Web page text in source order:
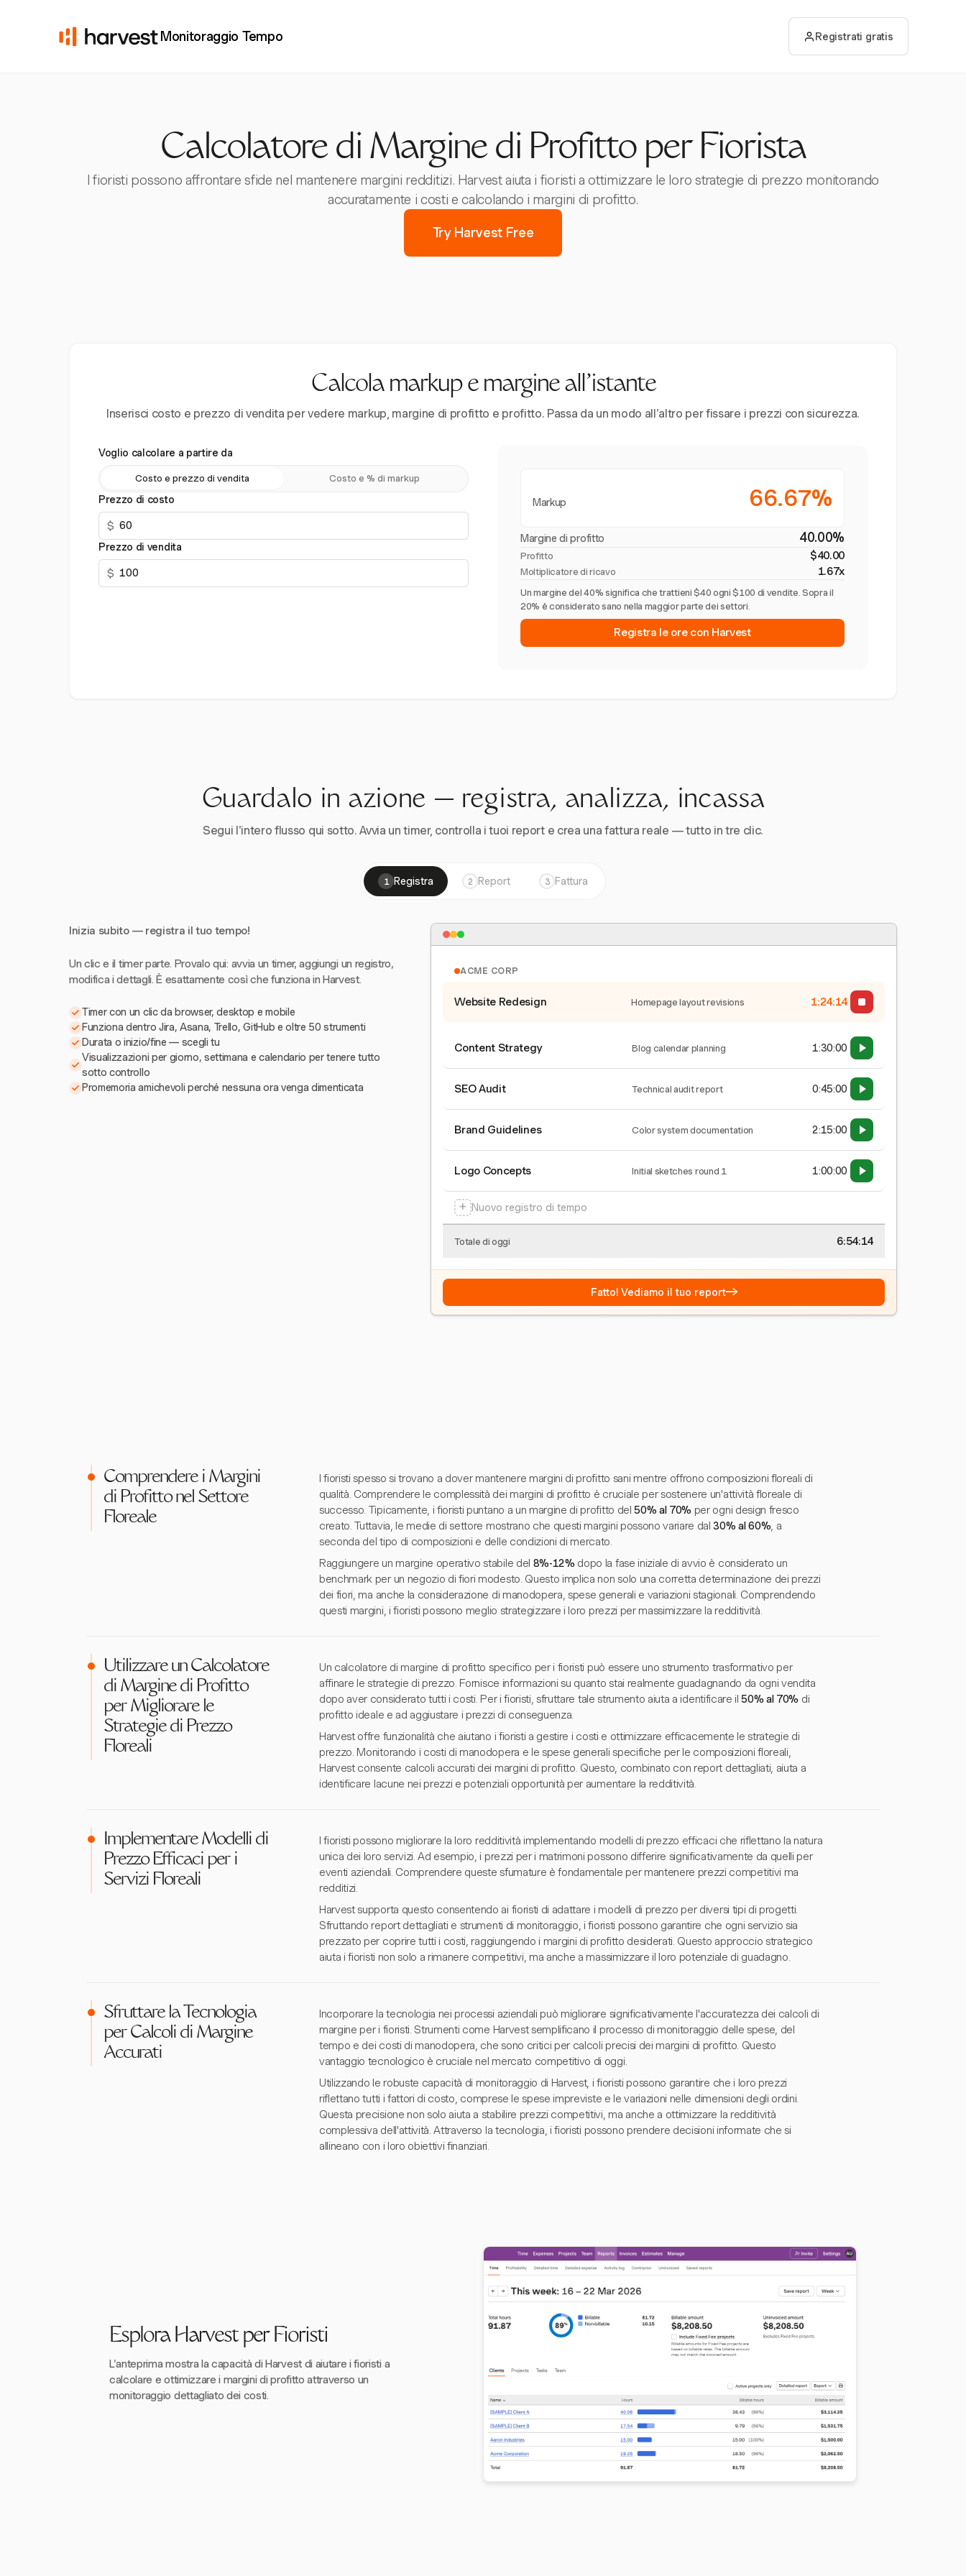
Monitoraggio Tempo Registrati gratis
Calcolatore di Margine di Profitto per Fiorista
I fioristi possono affrontare sfide nel mantenere margini redditizi. Harvest aiuta i fioristi a ottimizzare le loro strategie di prezzo monitorando
accuratamente i costi e calcolando i margini di profitto.
Try Harvest Free
Calcola markup e margine all'istante
Inserisci costo e prezzo di vendita per vedere markup, margine di profitto e profitto. Passa da un modo all'altro per fissare i prezzi con sicurezza.
Voglio calcolare a partire da
Costo e prezzo di vendita Costo e % di markup
Prezzo di costo
$
Prezzo di vendita
$
Markup 66.67%
Margine di profitto 40.00%
Profitto $40.00
Moltiplicatore di ricavo 1.67x
Un margine del 40% significa che trattieni $40 ogni $100 di vendite. Sopra il
20% è considerato sano nella maggior parte dei settori.
Registra le ore con Harvest
Guardalo in azione — registra, analizza, incassa
Segui l'intero flusso qui sotto. Avvia un timer, controlla i tuoi report e crea una fattura reale — tutto in tre clic.
1 Registra 2 Report 3 Fattura
Inizia subito — registra il tuo tempo!
Un clic e il timer parte. Provalo qui: avvia un timer, aggiungi un registro,
modifica i dettagli. È esattamente così che funziona in Harvest.
Timer con un clic da browser, desktop e mobile
Funziona dentro Jira, Asana, Trello, GitHub e oltre 50 strumenti
Durata o inizio/fine — scegli tu
Visualizzazioni per giorno, settimana e calendario per tenere tutto
sotto controllo
Promemoria amichevoli perché nessuna ora venga dimenticata
ACME CORP
Website Redesign Homepage layout revisions 1:24:14
Content Strategy Blog calendar planning 1:30:00
SEO Audit Technical audit report 0:45:00
Brand Guidelines Color system documentation 2:15:00
Logo Concepts Initial sketches round 1 1:00:00
+ Nuovo registro di tempo
Totale di oggi 6:54:14
Fatto! Vediamo il tuo report→
Comprendere i Margini
di Profitto nel Settore
Floreale
I fioristi spesso si trovano a dover mantenere margini di profitto sani mentre offrono composizioni floreali di
qualità. Comprendere le complessità dei margini di profitto è cruciale per sostenere un'attività floreale di
successo. Tipicamente, i fioristi puntano a un margine di profitto del50% al 70% per ogni design fresco
creato. Tuttavia, le medie di settore mostrano che questi margini possono variare dal30% al 60%, a
seconda del tipo di composizioni e delle condizioni di mercato.
Raggiungere un margine operativo stabile del 8%-12% dopo la fase iniziale di avvio è considerato un
benchmark per un negozio di fiori modesto. Questo implica non solo una corretta determinazione dei prezzi
dei fiori, ma anche la considerazione di manodopera, spese generali e variazioni stagionali. Comprendendo
questi margini, i fioristi possono meglio strategizzare i loro prezzi per massimizzare la redditività.
Utilizzare un Calcolatore
di Margine di Profitto
per Migliorare le
Strategie di Prezzo
Floreali
Un calcolatore di margine di profitto specifico per i fioristi può essere uno strumento trasformativo per
affinare le strategie di prezzo. Fornisce informazioni su quanto stai realmente guadagnando da ogni vendita
dopo aver considerato tutti i costi. Per i fioristi, sfruttare tale strumento aiuta a identificare il50% al 70% di
profitto ideale e ad aggiustare i prezzi di conseguenza.
Harvest offre funzionalità che aiutano i fioristi a gestire i costi e ottimizzare efficacemente le strategie di
prezzo. Monitorando i costi di manodopera e le spese generali specifiche per le composizioni floreali,
Harvest consente calcoli accurati dei margini di profitto. Questo, combinato con report dettagliati, aiuta a
identificare lacune nei prezzi e potenziali opportunità per aumentare la redditività.
Implementare Modelli di
Prezzo Efficaci per i
Servizi Floreali
I fioristi possono migliorare la loro redditività implementando modelli di prezzo efficaci che riflettano la natura
unica dei loro servizi. Ad esempio, i prezzi per i matrimoni possono differire significativamente da quelli per
eventi aziendali. Comprendere queste sfumature è fondamentale per mantenere prezzi competitivi ma
redditizi.
Harvest supporta questo consentendo ai fioristi di adattare i modelli di prezzo per diversi tipi di progetti.
Sfruttando report dettagliati e strumenti di monitoraggio, i fioristi possono garantire che ogni servizio sia
prezzato per coprire tutti i costi, raggiungendo i margini di profitto desiderati. Questo approccio strategico
aiuta i fioristi non solo a rimanere competitivi, ma anche a massimizzare il loro potenziale di guadagno.
Sfruttare la Tecnologia
per Calcoli di Margine
Accurati
Incorporare la tecnologia nei processi aziendali può migliorare significativamente l'accuratezza dei calcoli di
margine per i fioristi. Strumenti come Harvest semplificano il processo di monitoraggio delle spese, del
tempo e dei costi di manodopera, che sono critici per calcoli precisi dei margini di profitto. Questo
vantaggio tecnologico è cruciale nel mercato competitivo di oggi.
Utilizzando le robuste capacità di monitoraggio di Harvest, i fioristi possono garantire che i loro prezzi
riflettano tutti i fattori di costo, comprese le spese impreviste e le variazioni nelle dimensioni degli ordini.
Questa precisione non solo aiuta a stabilire prezzi competitivi, ma anche a ottimizzare la redditività
complessiva dell'attività. Attraverso la tecnologia, i fioristi possono prendere decisioni informate che si
allineano con i loro obiettivi finanziari.
Esplora Harvest per Fioristi
L'anteprima mostra la capacità di Harvest di aiutare i fioristi a
calcolare e ottimizzare i margini di profitto attraverso un
monitoraggio dettagliato dei costi.